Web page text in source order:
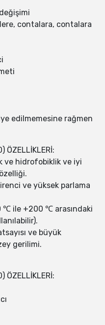
contalara, contalara
edilmemesine rağmen
ÖZELLİKLERİ:
ve hidrofobiklik ve iyi
ve yüksek parlama
℃ ile +200 ℃ arasındaki
ve büyük
gerilimi.
ÖZELLİKLERİ: